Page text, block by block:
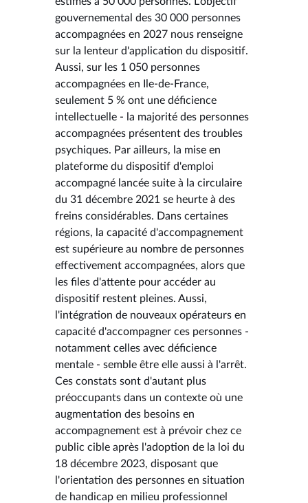
gouvernemental des 30 000 personnes
accompagnées en 2027 nous renseigne
sur la lenteur d'application du dispositif.
Aussi, sur les 1 050 personnes
accompagnées en Ile-de-France,
seulement 5 % ont une déficience
intellectuelle - la majorité des personnes
accompagnées présentent des troubles
psychiques. Par ailleurs, la mise en
plateforme du dispositif d'emploi
accompagné lancée suite à la circulaire
du 31 décembre 2021 se heurte à des
freins considérables. Dans certaines
régions, la capacité d'accompagnement
est supérieure au nombre de personnes
effectivement accompagnées, alors que
les files d'attente pour accéder au
dispositif restent pleines. Aussi,
l'intégration de nouveaux opérateurs en
capacité d'accompagner ces personnes -
notamment celles avec déficience
mentale - semble être elle aussi à l'arrêt.
Ces constats sont d'autant plus
préoccupants dans un contexte où une
augmentation des besoins en
accompagnement est à prévoir chez ce
public cible après l'adoption de la loi du
18 décembre 2023, disposant que
l'orientation des personnes en situation
de handicap en milieu professionnel